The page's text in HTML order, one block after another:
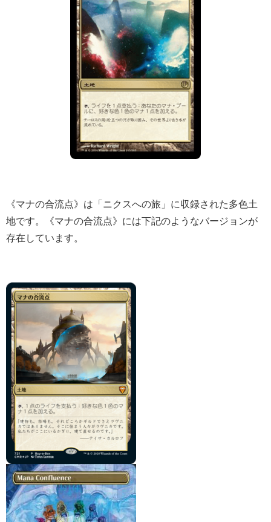
《マナの合流点》は「ニクスへの旅」に収録された多色土
地です。《マナの合流点》には下記のようなバージョンが
存在しています。